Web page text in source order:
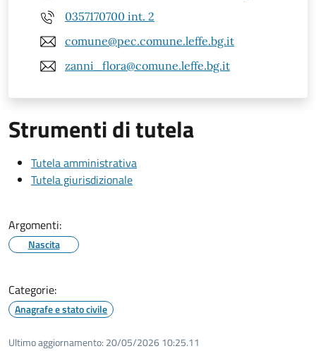
0357170700 int. 2
comune@pec.comune.leffe.bg.it
zanni_flora@comune.leffe.bg.it
Strumenti di tutela
Tutela amministrativa
Tutela giurisdizionale
Argomenti:
Nascita
Categorie:
Anagrafe e stato civile
Ultimo aggiornamento: 20/05/2026 10:25.11